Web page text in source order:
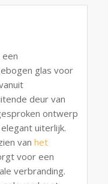
een
glas voor
deur van
ontwerp
uiterlijk.
van het
voor een
verbranding.